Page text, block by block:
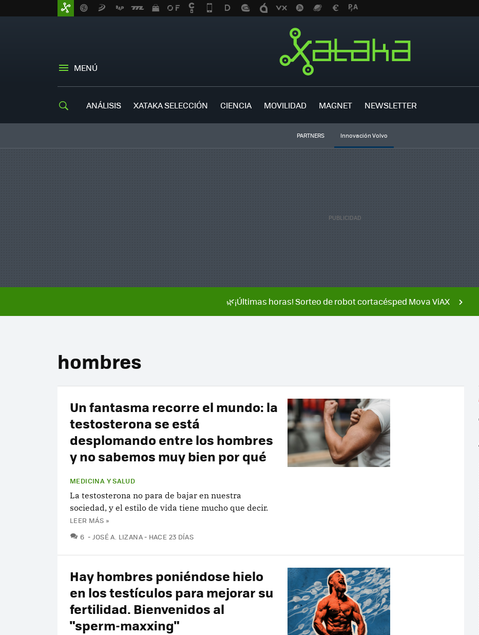
MENÚ
ANÁLISIS XATAKA SELECCIÓN CIENCIA MOVILIDAD MAGNET NEWSLETTER
PARTNERS Innovación Volvo
🌿¡Últimas horas! Sorteo de robot cortacésped Mova ViAX
hombres
Un fantasma recorre el mundo: la
testosterona se está
desplomando entre los hombres
y no sabemos muy bien por qué
MEDICINA Y SALUD
La testosterona no para de bajar en nuestra
sociedad, y el estilo de vida tiene mucho que decir.
LEER MÁS »
6 COMENTARIOS
JOSÉ A. LIZANA HACE 23 DÍAS
Hay hombres poniéndose hielo
en los testículos para mejorar su
fertilidad. Bienvenidos al
"sperm-maxxing"